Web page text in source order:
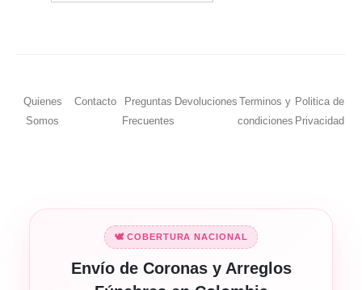
Quienes
Somos
Contacto
Preguntas
Frecuentes
Devoluciones Terminos y
condiciones
Politica de
Privacidad
🕊️ COBERTURA NACIONAL
Envío de Coronas y Arreglos